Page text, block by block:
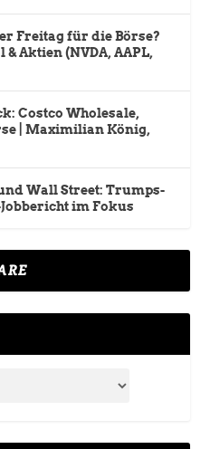
Freitag für die Börse?
& Aktien (NVDA, AAPL,
Costco Wholesale,
| Maximilian König,
Wall Street: Trumps-
im Fokus